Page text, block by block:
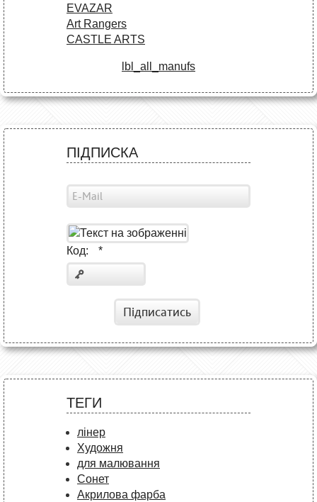
EVAZAR
Art Rangers
CASTLE ARTS
lbl_all_manufs
ПІДПИСКА
Код: *
Підписатись
ТЕГИ
лінер
Художня
для малювання
Сонет
Акрилова фарба